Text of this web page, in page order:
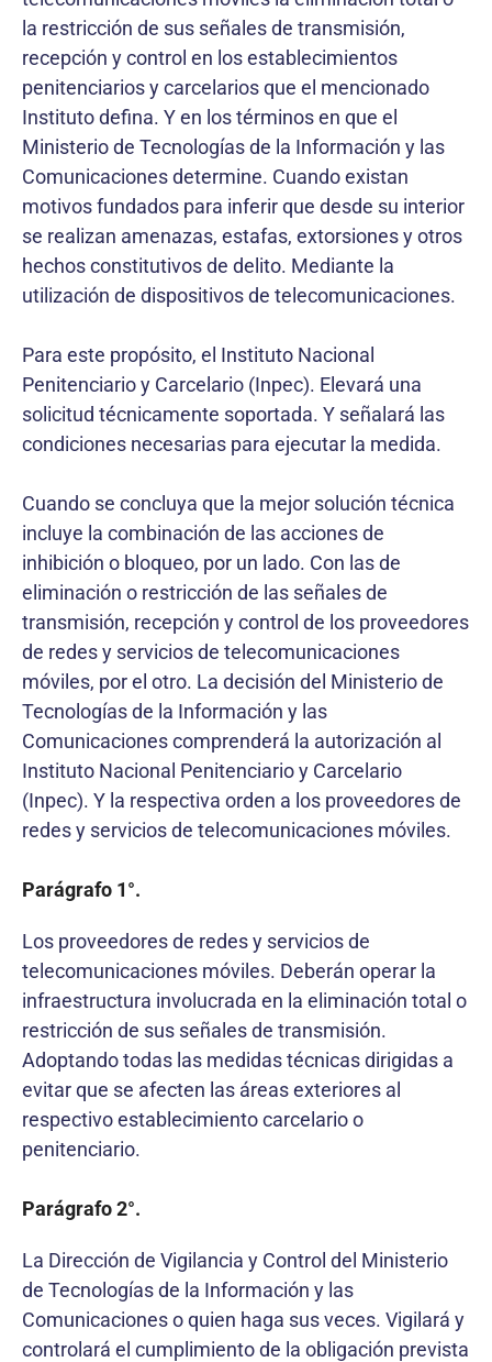
la restricción de sus señales de transmisión,
recepción y control en los establecimientos
penitenciarios y carcelarios que el mencionado
Instituto defina. Y en los términos en que el
Ministerio de Tecnologías de la Información y las
Comunicaciones determine. Cuando existan
motivos fundados para inferir que desde su interior
se realizan amenazas, estafas, extorsiones y otros
hechos constitutivos de delito. Mediante la
utilización de dispositivos de telecomunicaciones.
Para este propósito, el Instituto Nacional
Penitenciario y Carcelario (Inpec). Elevará una
solicitud técnicamente soportada. Y señalará las
condiciones necesarias para ejecutar la medida.
Cuando se concluya que la mejor solución técnica
incluye la combinación de las acciones de
inhibición o bloqueo, por un lado. Con las de
eliminación o restricción de las señales de
transmisión, recepción y control de los proveedores
de redes y servicios de telecomunicaciones
móviles, por el otro. La decisión del Ministerio de
Tecnologías de la Información y las
Comunicaciones comprenderá la autorización al
Instituto Nacional Penitenciario y Carcelario
(Inpec). Y la respectiva orden a los proveedores de
redes y servicios de telecomunicaciones móviles.
Parágrafo 1°.
Los proveedores de redes y servicios de
telecomunicaciones móviles. Deberán operar la
infraestructura involucrada en la eliminación total o
restricción de sus señales de transmisión.
Adoptando todas las medidas técnicas dirigidas a
evitar que se afecten las áreas exteriores al
respectivo establecimiento carcelario o
penitenciario.
Parágrafo 2°.
La Dirección de Vigilancia y Control del Ministerio
de Tecnologías de la Información y las
Comunicaciones o quien haga sus veces. Vigilará y
controlará el cumplimiento de la obligación prevista